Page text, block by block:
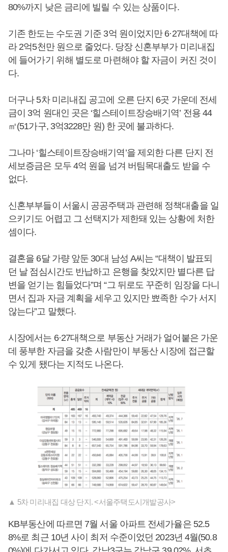
80%까지 낮은 금리에 빌릴 수 있는 상품이다.
기존 한도는 수도권 기준 3억 원이었지만 6·27대책에 따
라 2억5천만 원으로 줄었다. 당장 신혼부부가 미리내집
에 들어가기 위해 별도로 마련해야 할 자금이 커진 것이
다.
더구나 5차 미리내집 공고에 오른 단지 6곳 가운데 전세
금이 3억 원대인 곳은 ‘힐스테이트장승배기역’ 전용 44
㎡(51가구, 3억3228만 원) 한 곳에 불과하다.
그나마 ‘힐스테이트장승배기역’을 제외한 다른 단지 전
세보증금은 모두 4억 원을 넘겨 버팀목대출도 받을 수
없다.
신혼부부들이 서울시 공공주택과 관련해 정책대출을 일
으키기도 어렵고 그 선택지가 제한돼 있는 상황에 처한
셈이다.
결혼을 6달 가량 앞둔 30대 남성 A씨는 “대책이 발표되
던 날 점심시간도 반납하고 은행을 찾았지만 별다른 답
변을 얻기는 힘들었다”며 “그 뒤로도 꾸준히 임장을 다니
면서 집과 자금 계획을 세우고 있지만 뾰족한 수가 서지
않는다”고 말했다.
시장에서는 6·27대책으로 부동산 거래가 얼어붙은 가운
데 풍부한 자금을 갖춘 사람만이 부동산 시장에 접근할
수 있게 됐다는 지적도 나온다.
▲ 5차 미리내집 대상 단지. <서울주택도시개발공사>
KB부동산에 따르면 7월 서울 아파트 전세가율은 52.5
8%로 최근 10년 사이 최저 수준이었던 2023년 4월(50.8